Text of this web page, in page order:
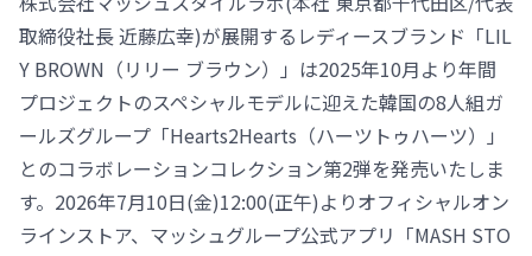
取締役社長 近藤広幸)が展開するレディースブランド「LIL
Y BROWN（リリー ブラウン）」は2025年10月より年間
プロジェクトのスペシャルモデルに迎えた韓国の8人組ガ
ールズグループ「Hearts2Hearts（ハーツトゥハーツ）」
とのコラボレーションコレクション第2弾を発売いたしま
す。2026年7月10日(金)12:00(正午)よりオフィシャルオン
ラインストア、マッシュグループ公式アプリ「MASH STO